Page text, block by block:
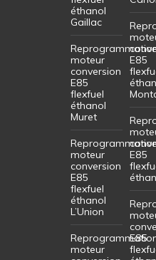
éthanol
Gaillac
moteur
conversion
E85
flexfuel
éthanol
Muret
moteur
conversion
E85
flexfuel
éthanol
L’Union
moteur
E85
E85
E85